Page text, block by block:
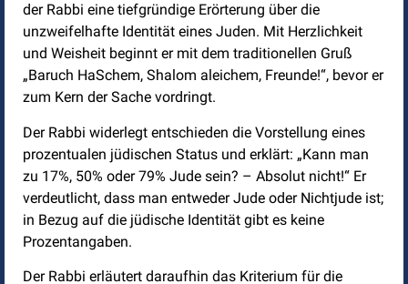
der Rabbi eine tiefgründige Erörterung über die
unzweifelhafte Identität eines Juden. Mit Herzlichkeit
und Weisheit beginnt er mit dem traditionellen Gruß
„Baruch HaSchem, Shalom aleichem, Freunde!“, bevor er
zum Kern der Sache vordringt.
Der Rabbi widerlegt entschieden die Vorstellung eines
prozentualen jüdischen Status und erklärt: „Kann man
zu 17%, 50% oder 79% Jude sein? – Absolut nicht!“ Er
verdeutlicht, dass man entweder Jude oder Nichtjude ist;
in Bezug auf die jüdische Identität gibt es keine
Prozentangaben.
Der Rabbi erläutert daraufhin das Kriterium für die